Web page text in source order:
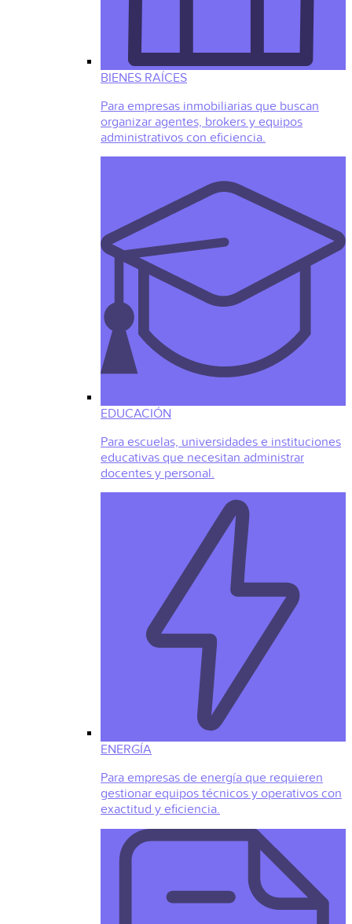
BIENES RAÍCES
Para empresas inmobiliarias que buscan
organizar agentes, brokers y equipos
administrativos con eficiencia.
EDUCACIÓN
Para escuelas, universidades e instituciones
educativas que necesitan administrar
docentes y personal.
ENERGÍA
Para empresas de energía que requieren
gestionar equipos técnicos y operativos con
exactitud y eficiencia.